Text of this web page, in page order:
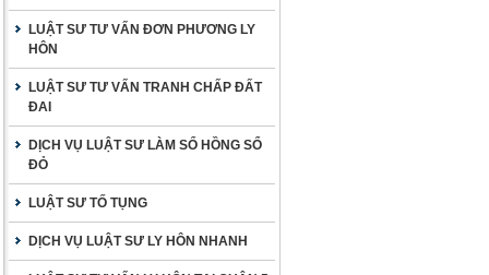
LUẬT SƯ TƯ VẤN ĐƠN PHƯƠNG LY
HÔN
LUẬT SƯ TƯ VẤN TRANH CHẤP ĐẤT
ĐAI
DỊCH VỤ LUẬT SƯ LÀM SỔ HỒNG SỔ
ĐỎ
LUẬT SƯ TỐ TỤNG
DỊCH VỤ LUẬT SƯ LY HÔN NHANH